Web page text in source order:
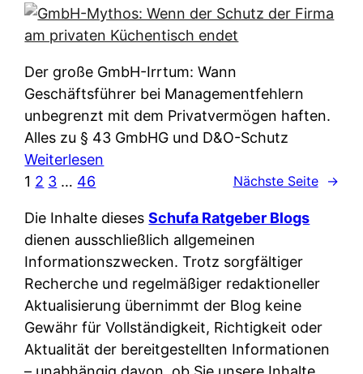
i
c
h
e
t
e
D
a
t
e
n
w
i
n
w
l
c
h
e
n
n
d
e
r
n
u
r
k
l
ä
u
e
r
A
p
p
&
O
Der große GmbH-Irrtum: Wann
Geschäftsführer bei Managementfehlern
unbegrenzt mit dem Privatvermögen haften.
Alles zu § 43 GmbHG und D&O-Schutz
Weiterlesen
b
H
-
M
y
t
h
1 2 3 … 46 Nächste Seite →
Die Inhalte diesesSchufa Ratgeber Blogs
dienen ausschließlich allgemeinen
Informationszwecken. Trotz sorgfältiger
Recherche und regelmäßiger redaktioneller
Aktualisierung übernimmt der Blog keine
Gewähr für Vollständigkeit, Richtigkeit oder
Aktualität der bereitgestellten Informationen